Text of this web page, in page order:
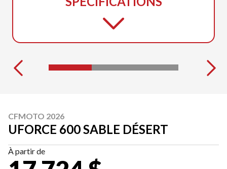
CFMOTO 2026
UFORCE 600 SABLE DÉSERT
À partir de